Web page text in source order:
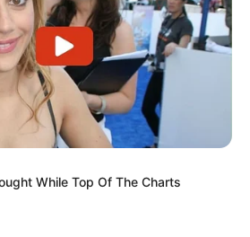
While Top Of The Charts